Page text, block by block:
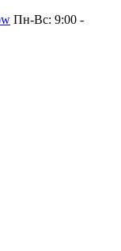
Пн-Вс: 9:00 -